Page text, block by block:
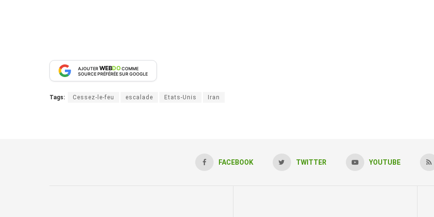
AJOUTERWEBDOCOMME
SOURCE PRÉFÉRÉE SUR GOOGLE
Tags: Cessez-le-feu escalade Etats-Unis Iran
FACEBOOK TWITTER YOUTUBE